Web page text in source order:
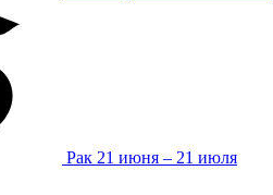
Рак 21 июня – 21 июля